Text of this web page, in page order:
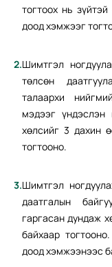
тогтоох нь
доод хэмжээг
Шимтгэл
төлсөн
талаархи
мэдээг үндэслэн
хөлсийг 3 дахин
тогтооно.
Шимтгэл
даатгалын
гаргасан дундаж
байхаар
доод хэмжээнээс